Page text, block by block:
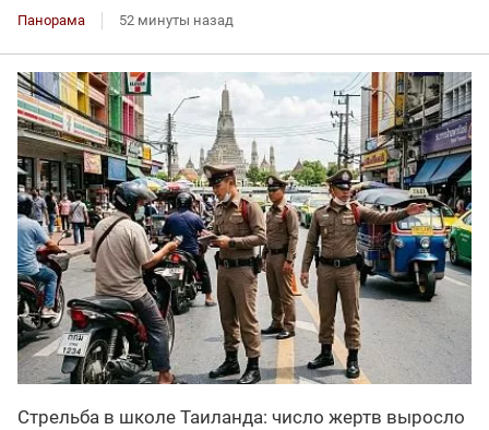
Панорама 52 минуты назад
Стрельба в школе Таиланда: число жертв выросло